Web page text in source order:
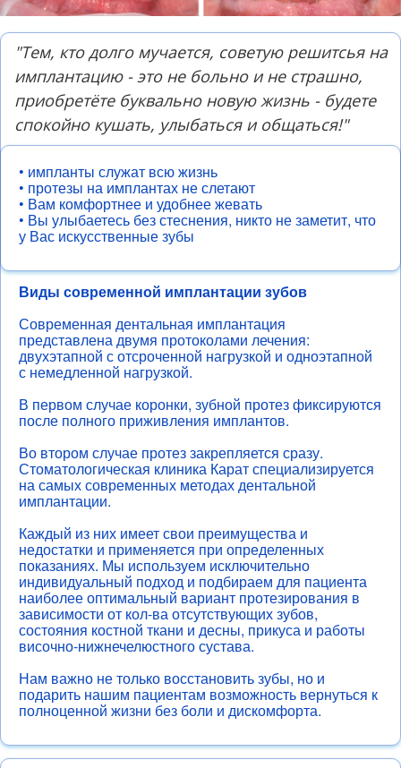
"Тем, кто долго мучается, советую решитсья на
имплантацию - это не больно и не страшно,
приобретёте буквально новую жизнь - будете
спокойно кушать, улыбатьcя и общаться!"
• импланты служат всю жизнь
• протезы на имплантах не слетают
• Вам комфортнее и удобнее жевать
• Вы улыбаетесь без стеснения, никто не заметит, что
у Вас искусственные зубы
Виды современной имплантации зубов
Современная дентальная имплантация
представлена двумя протоколами лечения:
двухэтапной с отсроченной нагрузкой и одноэтапной
с немедленной нагрузкой.
В первом случае коронки, зубной протез фиксируются
после полного приживления имплантов.
Во втором случае протез закрепляется сразу.
Стоматологическая клиника Карат специализируется
на самых современных методах дентальной
имплантации.
Каждый из них имеет свои преимущества и
недостатки и применяется при определенных
показаниях. Мы используем исключительно
индивидуальный подход и подбираем для пациента
наиболее оптимальный вариант протезирования в
зависимости от кол-ва отсутствующих зубов,
состояния костной ткани и десны, прикуса и работы
височно-нижнечелюстного сустава.
Нам важно не только восстановить зубы, но и
подарить нашим пациентам возможность вернуться к
полноценной жизни без боли и дискомфорта.